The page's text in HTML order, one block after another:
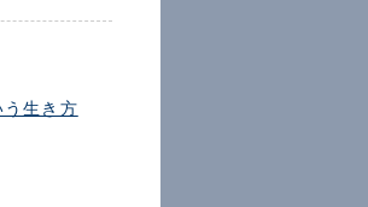
生き方